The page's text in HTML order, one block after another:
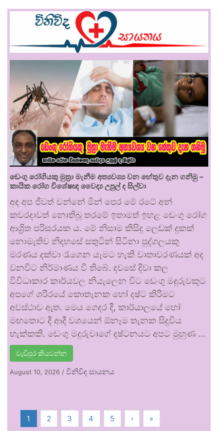
ඩෙංගු රෝගියකු ⁣මුත්‍රා මැනීම අත්‍යවශ්‍ය වන හේතුව දැන ගනිමු –
කායික රෝග විශේෂඥ වෛද්‍ය උපුල් ද සිල්වා
අද අප ජීවත් වන්නේ මින් පෙර මේ රටේ අන්
කවරදාවත් නොතිබූ තරමේ ඉතාමත් ඉහළ ඩෙංගු රෝග
ආශ්‍රිත පරිසරයක ය. මේ නිසාම කිසිදු ලෙඩක් දුකක්
නොමැතිව නිදහසේ සතුටින් සිටිනා පුද්ගලයකු
මරණය දක්වා රැගෙන යෑමට හැකි වාතාවරණයක් අද
වනවිට නිර්මාණය වී තිබේ. දවසේ දිවා කල
විවිධාකාර කාර්යවල නියැලෙන විට ඩෙංගු මදුරුවකුට
අපගේ ශරීරයේ කොතැනක හෝ දෂ්ට කිරීමට
අවස්ථාව ඇත. මෙය ගෙදර දී, කාර්යාලයේ හෝ
මඟතොට දී ආදී වශයෙන් ඕනෑම තැනක සිදුවිය
හැක්කකි. ඩෙංගු මදුරුවාගේ දෂ්ටනයට අපට මුහුණ …
වැඩිපුර කියවන්න
August 10, 2026 / විනිවිද සායනය
1 2 3 4 5 › »